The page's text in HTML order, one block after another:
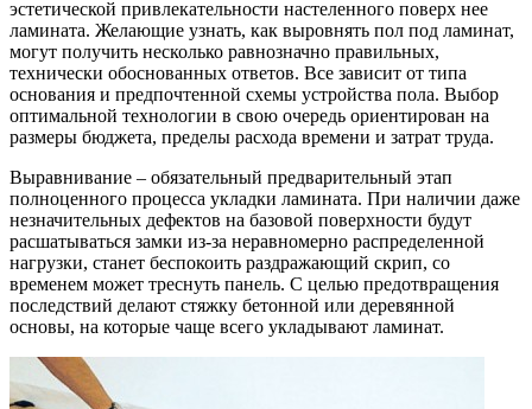
эстетической привлекательности настеленного поверх нее
ламината. Желающие узнать, как выровнять пол под ламинат,
могут получить несколько равнозначно правильных,
технически обоснованных ответов. Все зависит от типа
основания и предпочтенной схемы устройства пола. Выбор
оптимальной технологии в свою очередь ориентирован на
размеры бюджета, пределы расхода времени и затрат труда.
Выравнивание – обязательный предварительный этап
полноценного процесса укладки ламината. При наличии даже
незначительных дефектов на базовой поверхности будут
расшатываться замки из-за неравномерно распределенной
нагрузки, станет беспокоить раздражающий скрип, со
временем может треснуть панель. С целью предотвращения
последствий делают стяжку бетонной или деревянной
основы, на которые чаще всего укладывают ламинат.